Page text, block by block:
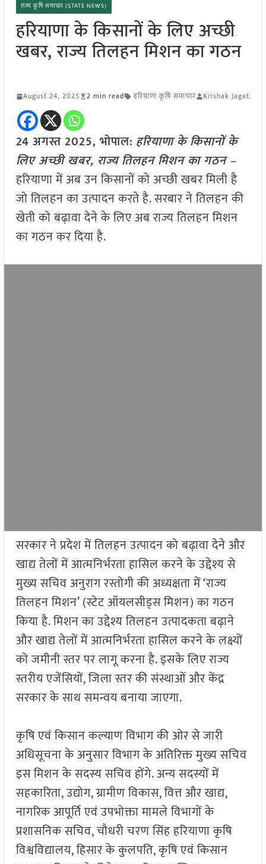
राज्य कृषि समाचार (STATE NEWS)
हरियाणा के किसानों के लिए अच्छी
खबर, राज्य तिलहन मिशन का गठन
August 24, 2025 2 min read हरियाणा कृषि समाचार Krishak Jagat
24 अगस्त 2025, भोपाल: हरियाणा के किसानों के
लिए अच्छी खबर, राज्य तिलहन मिशन का गठन –
हरियाणा में अब उन किसानों को अच्छी खबर मिली है
जो तिलहन का उत्पादन करते है. सरबार ने तिलहन की
खेती को बढ़ावा देने के लिए अब राज्य तिलहन मिशन
का गठन कर दिया है.
सरकार ने प्रदेश में तिलहन उत्पादन को बढ़ावा देने और
खाद्य तेलों में आत्मनिर्भरता हासिल करने के उद्देश्य से
मुख्य सचिव अनुराग रस्तोगी की अध्यक्षता में ‘राज्य
तिलहन मिशन’ (स्टेट ऑयलसीड्स मिशन) का गठन
किया है. मिशन का उद्देश्य तिलहन उत्पादकता बढ़ाने
और खाद्य तेलों में आत्मनिर्भरता हासिल करने के लक्ष्यों
को जमीनी स्तर पर लागू करना है. इसके लिए राज्य
स्तरीय एजेंसियों, जिला स्तर की संस्थाओं और केंद्र
सरकार के साथ समन्वय बनाया जाएगा.
कृषि एवं किसान कल्याण विभाग की ओर से जारी
अधिसूचना के अनुसार विभाग के अतिरिक्त मुख्य सचिव
इस मिशन के सदस्य सचिव होंगे. अन्य सदस्यों में
सहकारिता, उद्योग, ग्रामीण विकास, वित्त और खाद्य,
नागरिक आपूर्ति एवं उपभोक्ता मामले विभागों के
प्रशासनिक सचिव, चौधरी चरण सिंह हरियाणा कृषि
विश्वविद्यालय, हिसार के कुलपति, कृषि एवं किसान